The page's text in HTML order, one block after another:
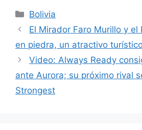
c
e
b
o
o
k
at
s
A
p
p
er gr
a
m
e
st
l
Categorías
Bolivia
El Mirador Faro Murillo y el
en piedra, un atractivo
Video: Always Ready
ante Aurora; su próximo rival
Strongest